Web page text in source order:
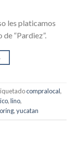
les platicamos
“Pardiez”.
compralocal,
,lino,
,yucatan